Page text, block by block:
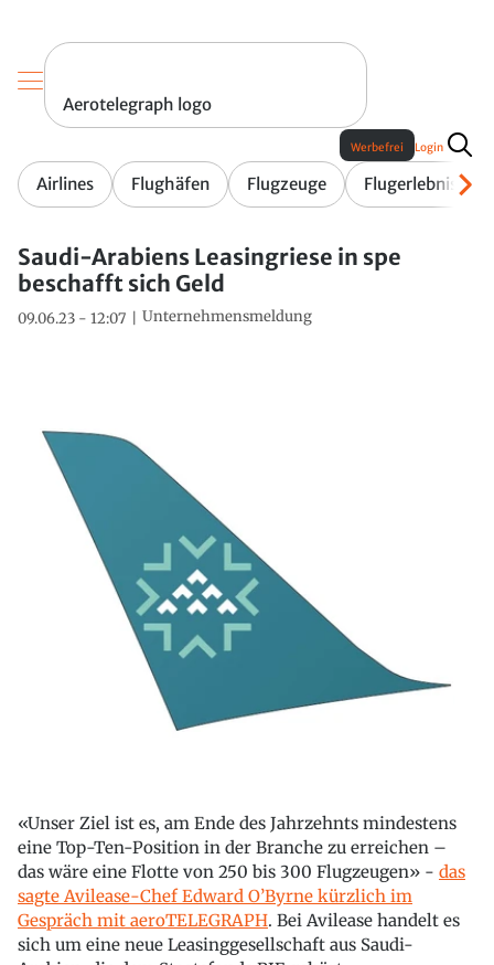
Aerotelegraph logo
Airlines Flughäfen Flugzeuge Flugerlebnis
Werbefrei Login
Saudi-Arabiens Leasingriese in spe
beschafft sich Geld
09.06.23 - 12:07 Unternehmensmeldung
«Unser Ziel ist es, am Ende des Jahrzehnts mindestens
eine Top-Ten-Position in der Branche zu erreichen –
das wäre eine Flotte von 250 bis 300 Flugzeugen» - das
sagte Avilease-Chef Edward O’Byrne kürzlich im
Gespräch mit aeroTELEGRAPH. Bei Avilease handelt es
sich um eine neue Leasinggesellschaft aus Saudi-